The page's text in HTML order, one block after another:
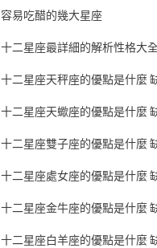
容易吃醋的幾大星座
十二星座最詳細的解析性格大
十二星座天秤座的優點是什麼
十二星座天蠍座的優點是什麼
十二星座雙子座的優點是什麼
十二星座處女座的優點是什麼
十二星座金牛座的優點是什麼
十二星座白羊座的優點是什麼